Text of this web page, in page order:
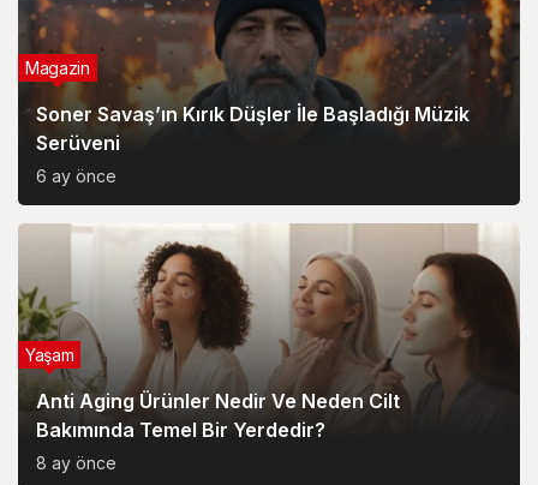
Soner Savaş’ın Kırık Düşler İle Başladığı Müzik
Serüveni
6 ay önce
Magazin
Anti Aging Ürünler Nedir Ve Neden Cilt
Bakımında Temel Bir Yerdedir?
8 ay önce
Yaşam